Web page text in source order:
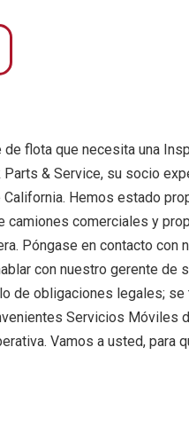
flota que necesita una
& Service, su socio
Hemos estado
camiones comerciales y
Póngase en contacto con
con nuestro gerente de
de obligaciones legales;
Servicios Móviles
Vamos a usted, para